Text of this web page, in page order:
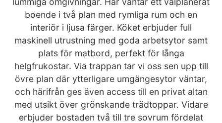
boende i två plan med rymliga rum och en
interiör i ljusa färger. Köket erbjuder full
maskinell utrustning med goda arbetsytor samt
plats för matbord, perfekt för långa
helgfrukostar. Via trappan tar vi oss sen upp till
övre plan där ytterligare umgängesytor väntar,
och härifrån ges även access till en privat altan
med utsikt över grönskande trädtoppar. Vidare
erbjuder bostaden två till tre sovrum fördelat